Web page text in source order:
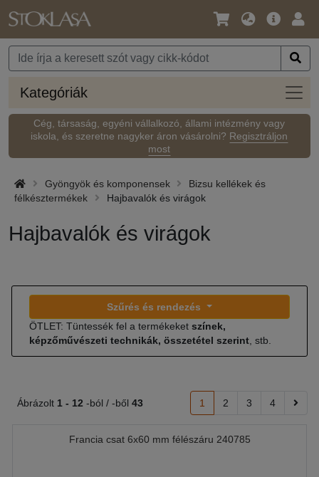
Nyelv
Pénznem
Fő
Kategóriák
Cég, társaság, egyéni vállalkozó, állami intézmény vagy
iskola, és szeretne nagyker áron vásárolni? Regisztráljon
most
Gyöngyök és komponensek
Bizsu kellékek és
félkésztermékek
Hajbavalók és virágok
Hajbavalók és virágok
Szűrés és rendezés
ÖTLET: Tüntessék fel a termékeket színek,
képzőművészeti technikák, összetétel szerint , stb.
Ábrázolt 1 - 12 -ból / -ből 43 1 2 3 4
Francia csat 6x60 mm félészáru 240785